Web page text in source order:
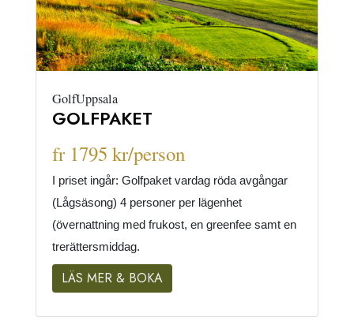
GolfUppsala
GOLFPAKET
fr 1795 kr/person
I priset ingår: Golfpaket vardag röda avgångar
(Lågsäsong) 4 personer per lägenhet
(övernattning med frukost, en greenfee samt en
trerättersmiddag.
LÄS MER & BOKA